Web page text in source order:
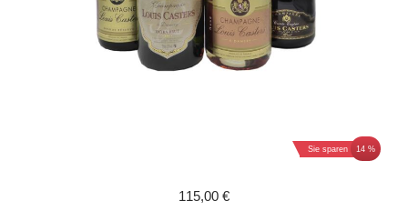
115,00 €
14 %
Sie sparen